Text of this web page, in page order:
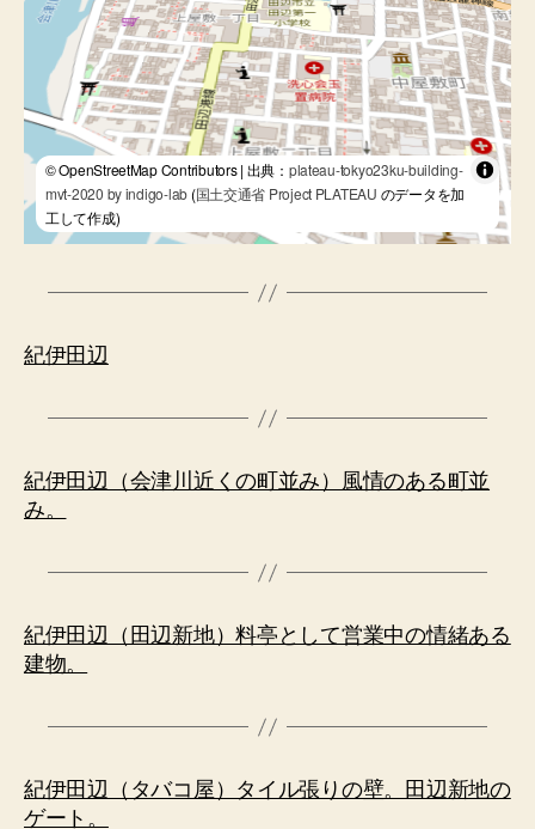
© OpenStreetMap Contributors | 出典： plateau-tokyo23ku-building-
mvt-2020 by indigo-lab (国土交通省 Project PLATEAU のデータを加
工して作成)
紀伊田辺
紀伊田辺（会津川近くの町並み）風情のある町並
み。
紀伊田辺（田辺新地）料亭として営業中の情緒ある
建物。
紀伊田辺（タバコ屋）タイル張りの壁。田辺新地の
ゲート。